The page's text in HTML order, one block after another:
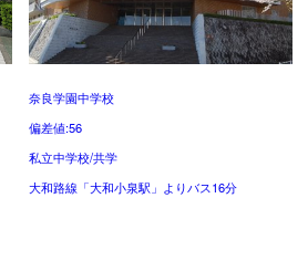
奈良学園中学校
偏差値:56
私立中学校/共学
大和路線「大和小泉駅」よりバス16分